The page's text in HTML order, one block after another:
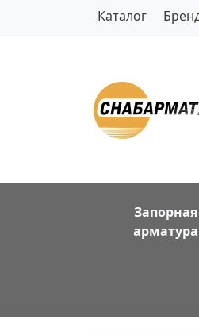
Каталог
Запорная
арматура